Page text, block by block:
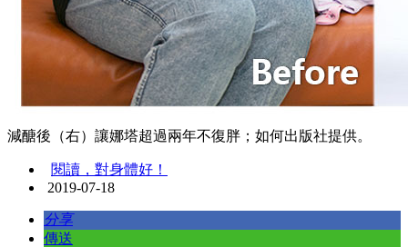
減醣後（右）讓娜塔超過兩年不復胖；如何出版社提供。
閱讀，對身體好！
2019-07-18
分享
傳送